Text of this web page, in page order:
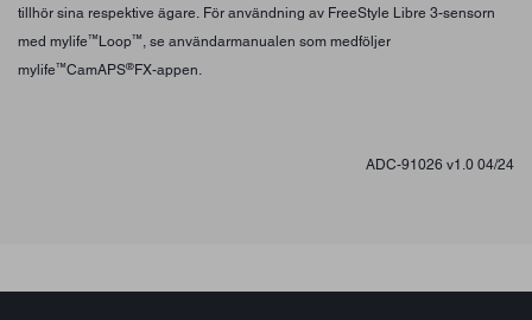
tillhör sina respektive ägare. För användning av FreeStyle Libre 3-sensorn
med mylife™ Loop™, se användarmanualen som medföljer
mylife™CamAPS®FX-appen.
ADC-91026 v1.0 04/24